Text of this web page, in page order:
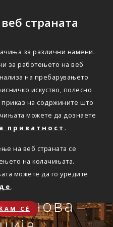
страната
за различни намени.
за работењето на веб
на пребарувањето
искуство, полесно
на содржините што
можете да дознаете
приватност .
на веб страната се
на колачињата.
можете да го уредите
.
СЀ нова
во ред
за секоја животна
на
преку
и Travel
Plus
преку